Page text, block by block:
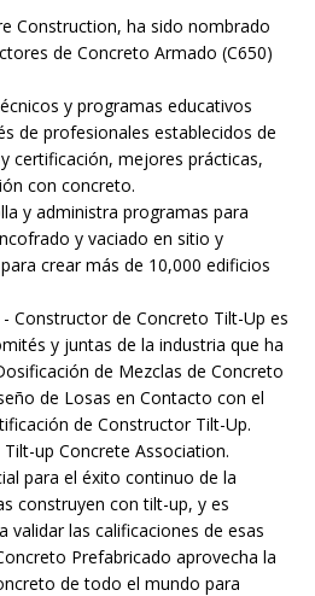
Construction, ha sido nombrado
de Concreto Armado (C650)
y programas educativos
de profesionales establecidos de
certificación, mejores prácticas,
con concreto.
y administra programas para
y vaciado en sitio y
crear más de 10,000 edificios
Constructor de Concreto Tilt-Up es
y juntas de la industria que ha
de Mezclas de Concreto
de Losas en Contacto con el
de Constructor Tilt-Up.
up Concrete Association.
para el éxito continuo de la
construyen con tilt-up, y es
las calificaciones de esas
Prefabricado aprovecha la
de todo el mundo para